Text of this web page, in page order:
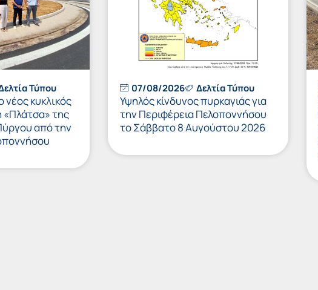
Τύπου
κυκλικός
«Πλάτσα» της
από την
07/08/2026 Δελτία Τύπου
Υψηλός κίνδυνος πυρκαγιάς για
την Περιφέρεια Πελοποννήσου
το Σάββατο 8 Αυγούστου 2026